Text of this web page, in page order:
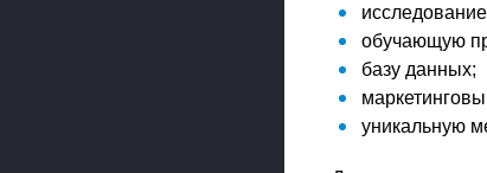
обучающую
базу данных;
уникальную